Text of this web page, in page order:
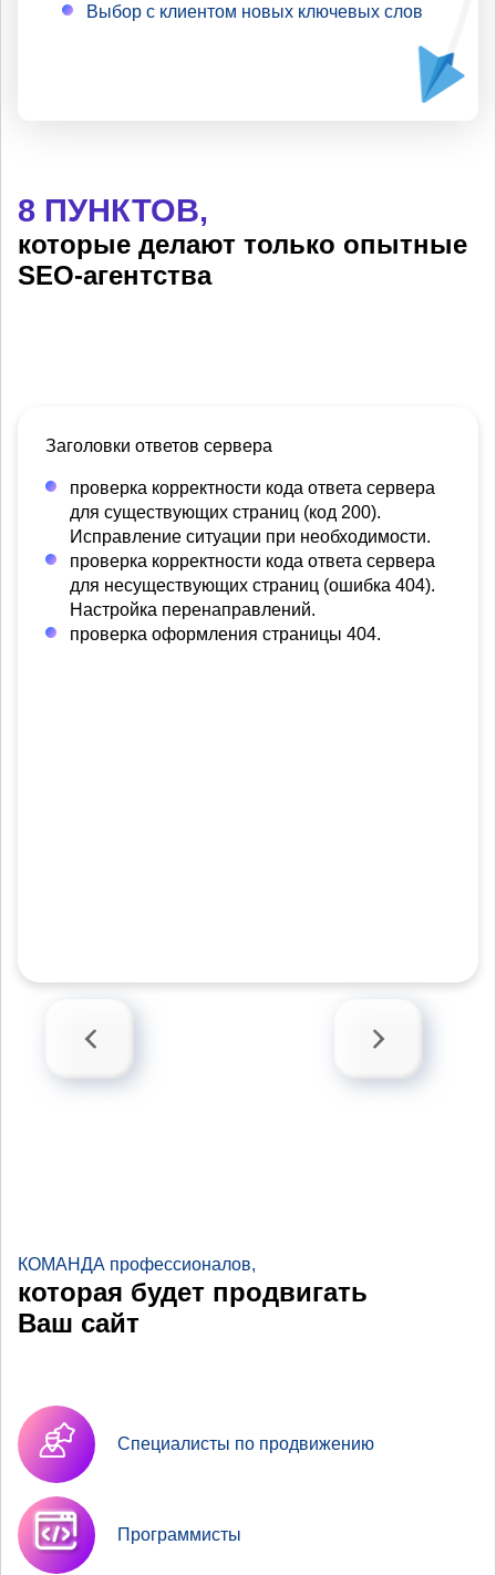
Выбор с клиентом новых ключевых слов
8 ПУНКТОВ,
которые делают только опытные
SEO-агентства
Заголовки ответов сервера
проверка корректности кода ответа сервера
для существующих страниц (код 200).
Исправление ситуации при необходимости.
проверка корректности кода ответа сервера
для несуществующих страниц (ошибка 404).
Настройка перенаправлений.
проверка оформления страницы 404.
КОМАНДА профессионалов,
которая будет продвигать
Ваш сайт
Специалисты по продвижению
Программисты